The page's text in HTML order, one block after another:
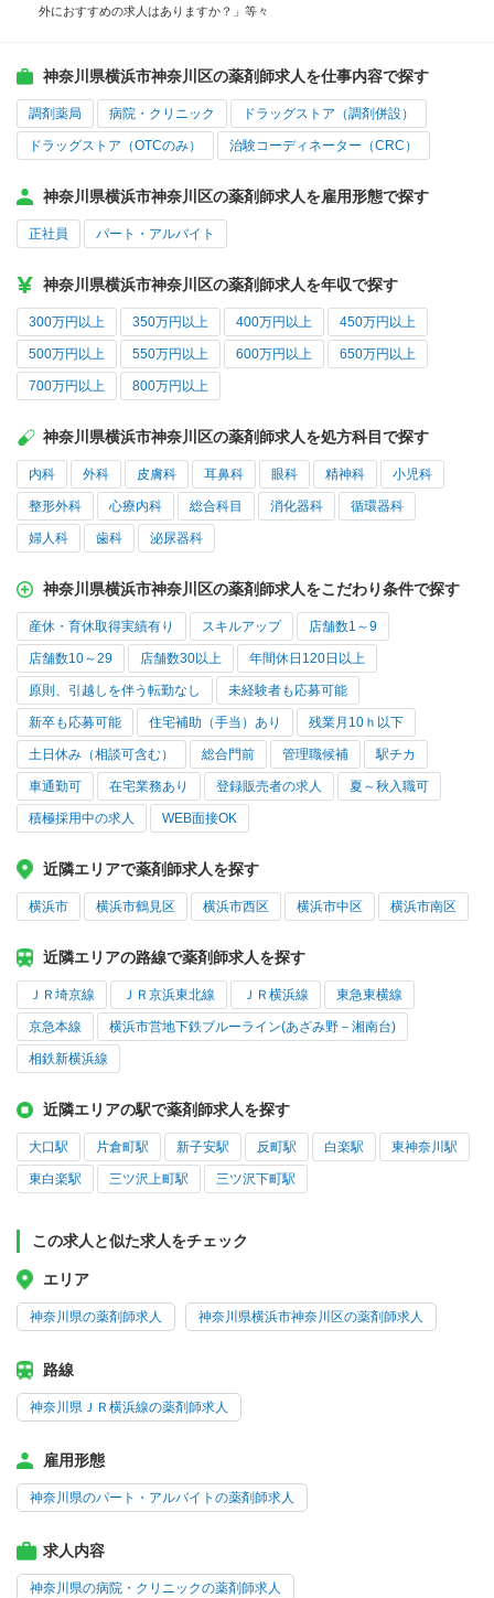
外におすすめの求人はありますか？」等々
神奈川県横浜市神奈川区の薬剤師求人を仕事内容で探す
調剤薬局 病院・クリニック ドラッグストア（調剤併設）
ドラッグストア（OTCのみ） 治験コーディネーター（CRC）
神奈川県横浜市神奈川区の薬剤師求人を雇用形態で探す
正社員 パート・アルバイト
神奈川県横浜市神奈川区の薬剤師求人を年収で探す
300万円以上 350万円以上 400万円以上 450万円以上
500万円以上 550万円以上 600万円以上 650万円以上
700万円以上 800万円以上
神奈川県横浜市神奈川区の薬剤師求人を処方科目で探す
内科 外科 皮膚科 耳鼻科 眼科 精神科 小児科
整形外科 心療内科 総合科目 消化器科 循環器科
婦人科 歯科 泌尿器科
神奈川県横浜市神奈川区の薬剤師求人をこだわり条件で探す
産休・育休取得実績有り スキルアップ 店舗数1～9
店舗数10～29 店舗数30以上 年間休日120日以上
原則、引越しを伴う転勤なし 未経験者も応募可能
新卒も応募可能 住宅補助（手当）あり 残業月10ｈ以下
土日休み（相談可含む） 総合門前 管理職候補 駅チカ
車通勤可 在宅業務あり 登録販売者の求人 夏～秋入職可
積極採用中の求人 WEB面接OK
近隣エリアで薬剤師求人を探す
横浜市 横浜市鶴見区 横浜市西区 横浜市中区 横浜市南区
近隣エリアの路線で薬剤師求人を探す
ＪＲ埼京線 ＪＲ京浜東北線 ＪＲ横浜線 東急東横線
京急本線 横浜市営地下鉄ブルーライン(あざみ野－湘南台)
相鉄新横浜線
近隣エリアの駅で薬剤師求人を探す
大口駅 片倉町駅 新子安駅 反町駅 白楽駅 東神奈川駅
東白楽駅 三ツ沢上町駅 三ツ沢下町駅
この求人と似た求人をチェック
エリア
神奈川県の薬剤師求人 神奈川県横浜市神奈川区の薬剤師求人
路線
神奈川県ＪＲ横浜線の薬剤師求人
雇用形態
神奈川県のパート・アルバイトの薬剤師求人
求人内容
神奈川県の病院・クリニックの薬剤師求人